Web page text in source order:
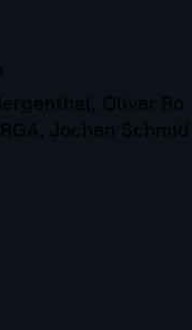
Oliver Ro
Jochen Schmid